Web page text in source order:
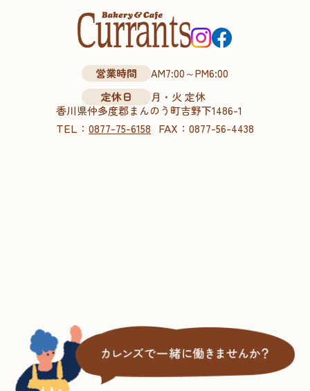
営業時間
AM7:00～PM6:00
定休日
月・火 定休
香川県仲多度郡まんのう町吉野下1486-1
TEL： 0877-75-6158 FAX： 0877-56-4438